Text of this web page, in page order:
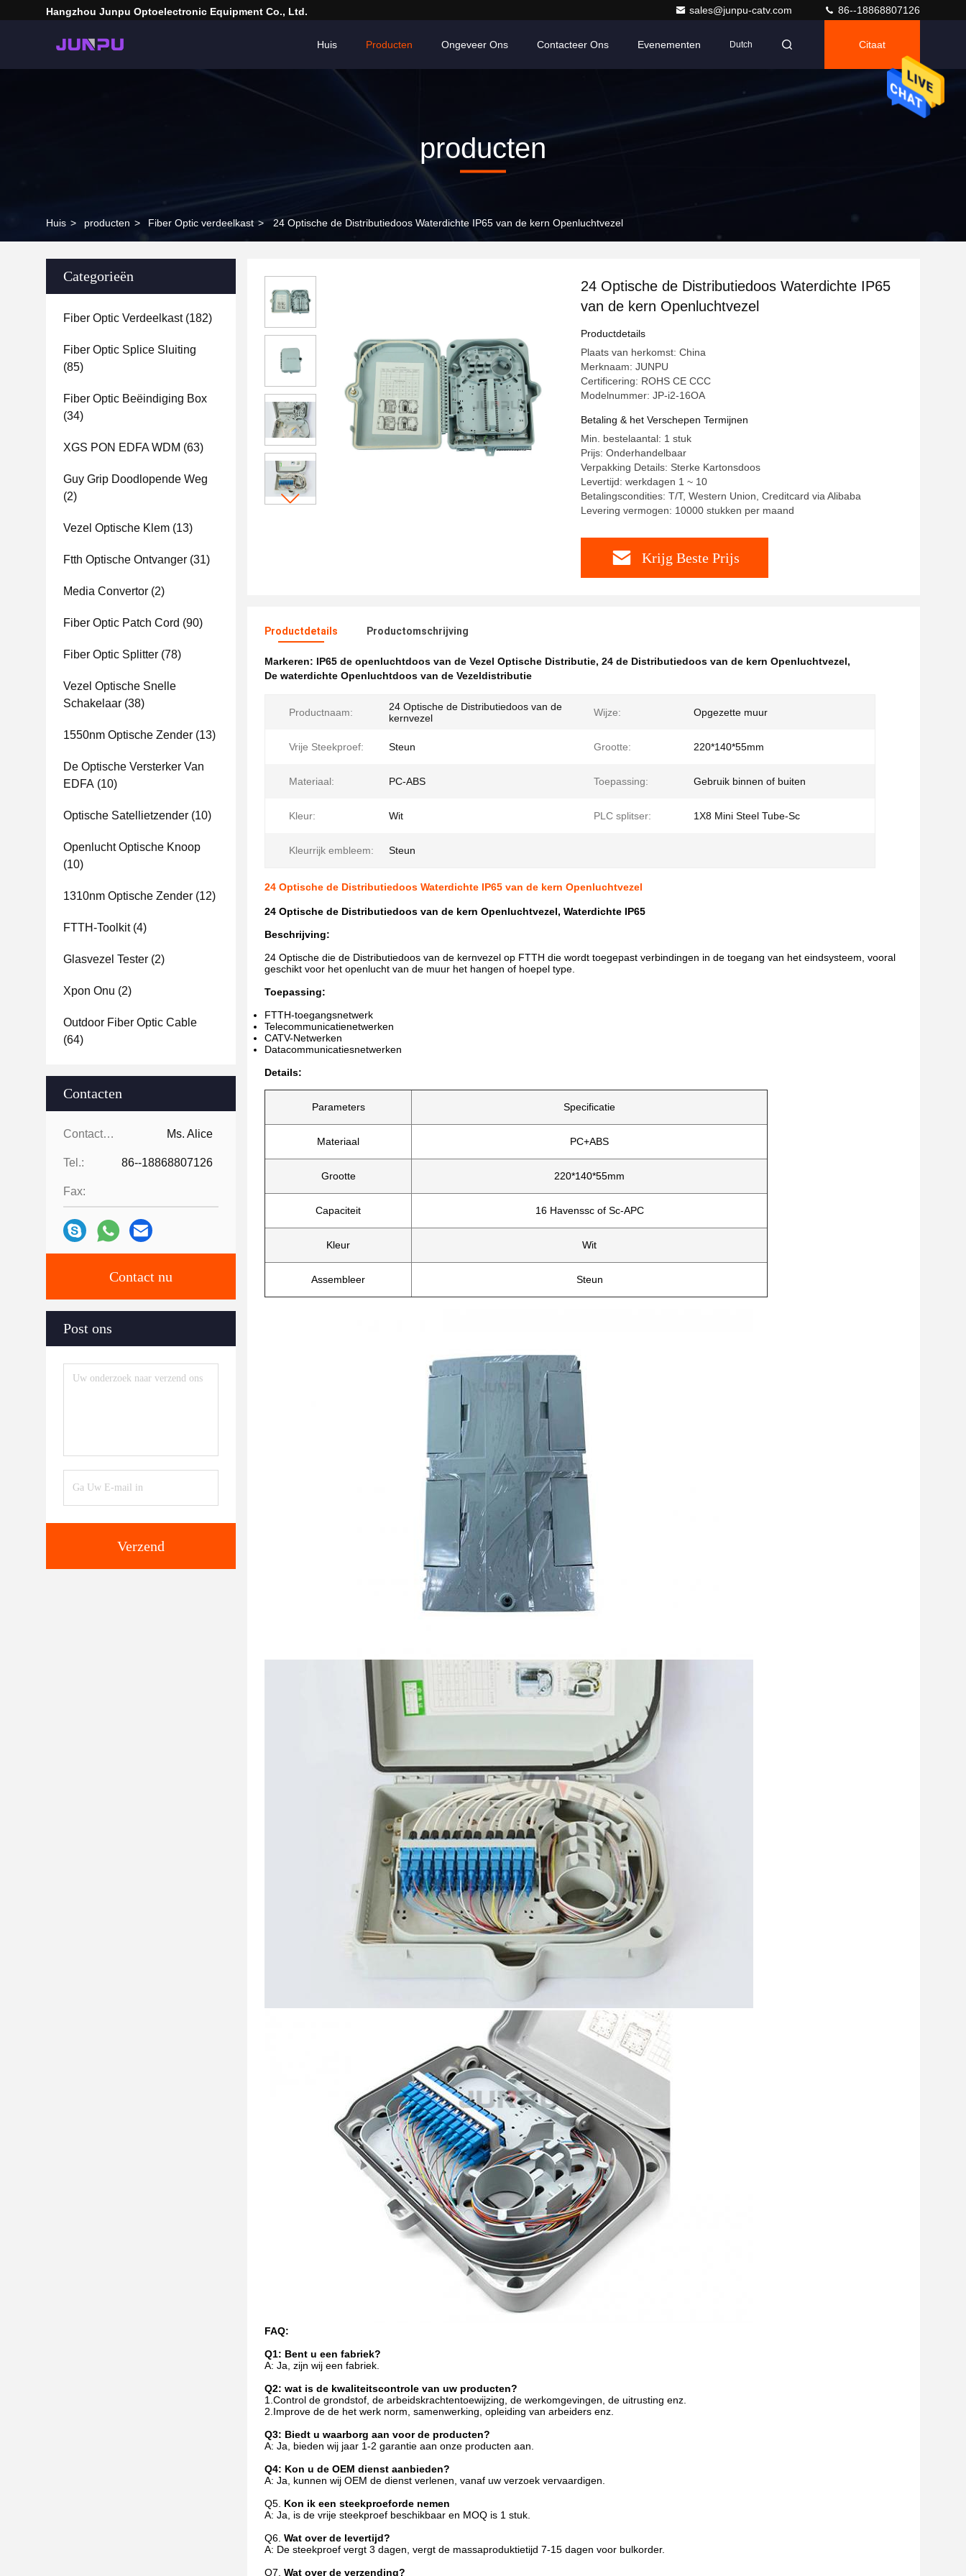
Hangzhou Junpu Optoelectronic Equipment Co., Ltd. sales@junpu-catv.com 86--18868807126
Huis Producten Ongeveer Ons Contacteer Ons Evenementen Dutch Citaat
producten
Huis > producten > Fiber Optic verdeelkast > 24 Optische de Distributiedoos Waterdichte IP65 van de kern Openluchtvezel
Categorieën
Fiber Optic Verdeelkast(182)
Fiber Optic Splice Sluiting
(85)
Fiber Optic Beëindiging Box
(34)
XGS PON EDFA WDM (63)
Guy Grip Doodlopende Weg
(2)
Vezel Optische Klem (13)
Ftth Optische Ontvanger (31)
Media Convertor (2)
Fiber Optic Patch Cord (90)
Fiber Optic Splitter (78)
Vezel Optische Snelle
Schakelaar (38)
1550nm Optische Zender (13)
De Optische Versterker Van
EDFA (10)
Optische Satellietzender (10)
Openlucht Optische Knoop
(10)
1310nm Optische Zender (12)
FTTH-Toolkit(4)
Glasvezel Tester (2)
Xpon Onu (2)
Outdoor Fiber Optic Cable
(64)
Contacten
Contacten: Ms. Alice
Tel.: 86--18868807126
Fax:
Contact nu
Post ons
Verzend
24 Optische de Distributiedoos Waterdichte IP65
van de kern Openluchtvezel
Productdetails
Plaats van herkomst: China
Merknaam: JUNPU
Certificering: ROHS CE CCC
Modelnummer: JP-i2-16OA
Betaling & het Verschepen Termijnen
Min. bestelaantal: 1 stuk
Prijs: Onderhandelbaar
Verpakking Details: Sterke Kartonsdoos
Levertijd: werkdagen 1 ~ 10
Betalingscondities: T/T, Western Union, Creditcard via Alibaba
Levering vermogen: 10000 stukken per maand
Krijg Beste Prijs
Productdetails Productomschrijving
Markeren: IP65 de openluchtdoos van de Vezel Optische Distributie, 24 de Distributiedoos van de kern Openluchtvezel,
De waterdichte Openluchtdoos van de Vezeldistributie
Productnaam:
24 Optische de Distributiedoos van de
kernvezel
Wijze: Opgezette muur
Vrije Steekproef: Steun Grootte: 220*140*55mm
Materiaal: PC-ABS Toepassing: Gebruik binnen of buiten
Kleur: Wit PLC splitser: 1X8 Mini Steel Tube-Sc
Kleurrijk embleem: Steun
24 Optische de Distributiedoos Waterdichte IP65 van de kern Openluchtvezel
24 Optische de Distributiedoos van de kern Openluchtvezel, Waterdichte IP65
Beschrijving:
24 Optische die de Distributiedoos van de kernvezel op FTTH die wordt toegepast verbindingen in de toegang van het eindsysteem, vooral
geschikt voor het openlucht van de muur het hangen of hoepel type.
Toepassing:
FTTH-toegangsnetwerk
Telecommunicatienetwerken
CATV-Netwerken
Datacommunicatiesnetwerken
Details:
Parameters Specificatie
Materiaal PC+ABS
Grootte 220*140*55mm
Capaciteit 16 Havenssc of Sc-APC
Kleur Wit
Assembleer Steun
FAQ:
Q1: Bent u een fabriek?
A: Ja, zijn wij een fabriek.
Q2: wat is de kwaliteitscontrole van uw producten?
1.Control de grondstof, de arbeidskrachtentoewijzing, de werkomgevingen, de uitrusting enz.
2.Improve de de het werk norm, samenwerking, opleiding van arbeiders enz.
Q3: Biedt u waarborg aan voor de producten?
A: Ja, bieden wij jaar 1-2 garantie aan onze producten aan.
Q4: Kon u de OEM dienst aanbieden?
A: Ja, kunnen wij OEM de dienst verlenen, vanaf uw verzoek vervaardigen.
Q5. Kon ik een steekproeforde nemen
A: Ja, is de vrije steekproef beschikbaar en MOQ is 1 stuk.
Q6. Wat over de levertijd?
A: De steekproef vergt 3 dagen, vergt de massaproduktietijd 7-15 dagen voor bulkorder.
Q7. Wat over de verzending?